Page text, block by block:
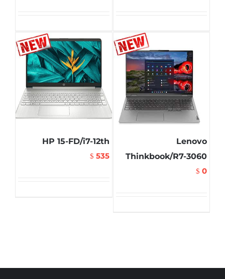
Lenovo
Thinkbook/R7-3060
$ 0
HP 15-FD/i7-12th
$ 535